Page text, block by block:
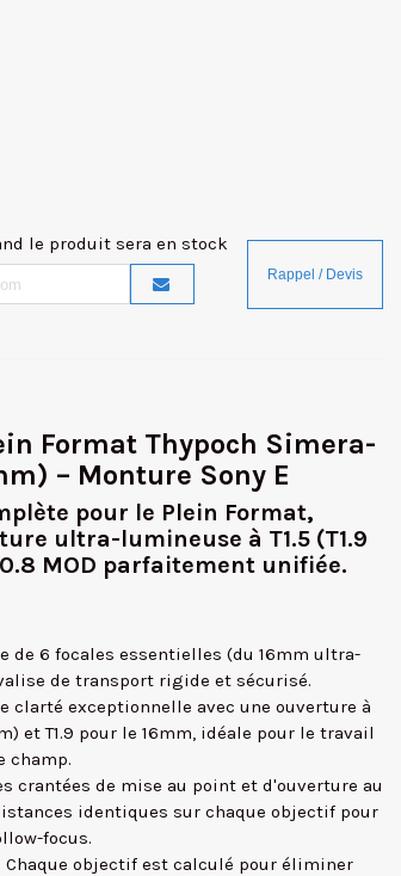
le produit sera en stock
Format Thypoch Simera-
– Monture Sony E
pour le Plein Format,
ultra-lumineuse à T1.5 (T1.9
MOD parfaitement unifiée.
de 6 focales essentielles (du 16mm ultra-
de transport rigide et sécurisé.
clarté exceptionnelle avec une ouverture à
et T1.9 pour le 16mm, idéale pour le travail
champ.
crantées de mise au point et d'ouverture au
identiques sur chaque objectif pour
focus.
: Chaque objectif est calculé pour éliminer